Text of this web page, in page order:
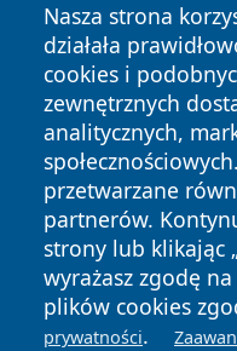
Nasza strona
działała
cookies i
zewnętrznych
analitycznych,
przetwarzane
partnerów.
strony lub klikając
wyrażasz zgodę
plików cookies
prywatności.
Copyright © 2026
zastrzeżone.
News Autorzy